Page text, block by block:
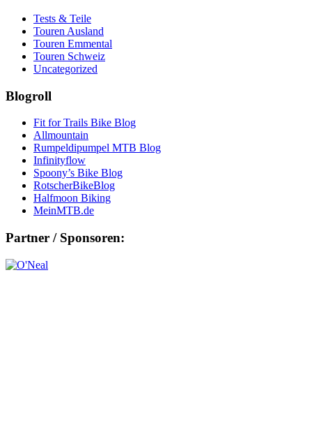
Tests & Teile
Touren Ausland
Touren Emmental
Touren Schweiz
Uncategorized
Blogroll
Fit for Trails Bike Blog
Allmountain
Rumpeldipumpel MTB Blog
Infinityflow
Spoony’s Bike Blog
RotscherBikeBlog
Halfmoon Biking
MeinMTB.de
Partner / Sponsoren: